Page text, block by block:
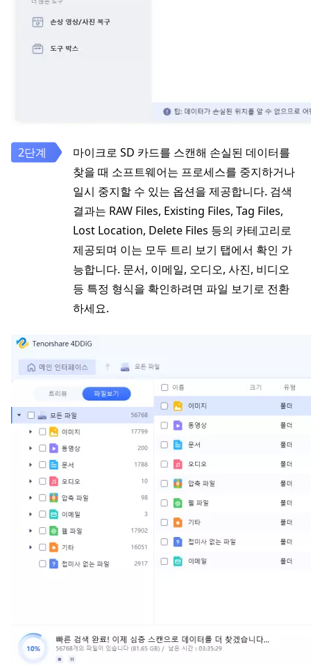
마이크로 SD 카드를 스캔해 손실된 데이터를
찾을 때 소프트웨어는 프로세스를 중지하거나
일시 중지할 수 있는 옵션을 제공합니다. 검색
결과는 RAW Files, Existing Files, Tag Files,
Lost Location, Delete Files 등의 카테고리로
제공되며 이는 모두 트리 보기 탭에서 확인 가
능합니다. 문서, 이메일, 오디오, 사진, 비디오
등 특정 형식을 확인하려면 파일 보기로 전환
하세요.